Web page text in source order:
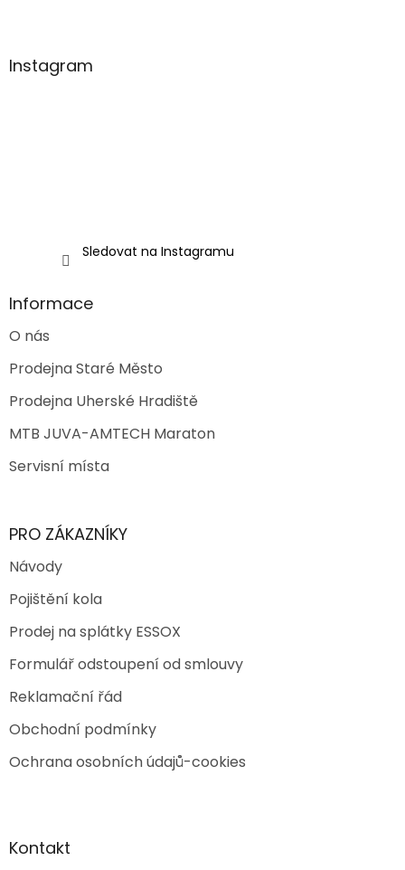
Z
aInstagram
Sledovat na Instagramu
Informace
O nás
Prodejna Staré Město
Prodejna Uherské Hradiště
MTB JUVA-AMTECH Maraton
Servisní místa
PRO ZÁKAZNÍKY
Návody
Pojištění kola
Prodej na splátky ESSOX
Formulář odstoupení od smlouvy
Reklamační řád
Obchodní podmínky
Ochrana osobních údajů-cookies
Kontakt